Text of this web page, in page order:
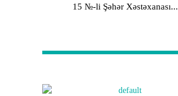
15 №-li Şəhər Xəstəxanası...